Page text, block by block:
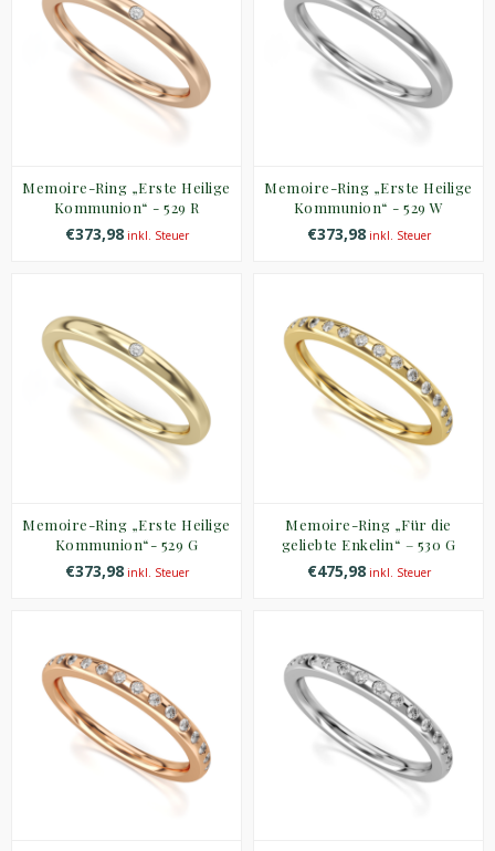
Memoire-Ring „Erste Heilige
Kommunion“ - 529 R
€373,98inkl. Steuer
Memoire-Ring „Erste Heilige
Kommunion“ - 529 W
€373,98inkl. Steuer
Memoire-Ring „Erste Heilige
Kommunion“- 529 G
€373,98inkl. Steuer
Memoire-Ring „Für die
geliebte Enkelin“ – 530 G
€475,98inkl. Steuer